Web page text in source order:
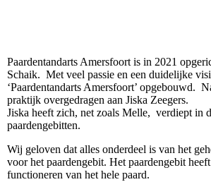
Paardentandarts Amersfoort is in 2021
Schaik. Met veel passie en een duidelijke
‘Paardentandarts Amersfoort’ opgebouwd.
praktijk overgedragen aan Jiska Zeegers.
Jiska heeft zich, net zoals Melle, verdiept in
paardengebitten.
Wij geloven dat alles onderdeel is van het
voor het paardengebit. Het paardengebit
functioneren van het hele paard.